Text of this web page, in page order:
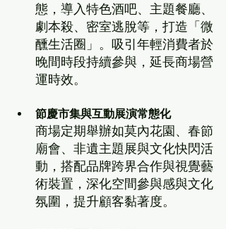
態，導入特色酒吧、主題餐廳、
劇本殺、密室逃脫等，打造「微
醺生活圈」。吸引年輕消費者於
晚間時段持續參與，延長商場營
運時效。
節慶市集與互動展演常態化
商場定期舉辦如莫內花園、春節
廟會、非遺主題展與文化快閃活
動，搭配品牌跨界合作與視覺藝
術裝置，深化空間參與感與文化
氛圍，提升顧客黏著度。